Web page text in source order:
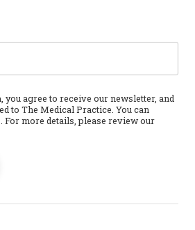
agree to receive our newsletter, and
to The Medical Practice. You can
For more details, please review our